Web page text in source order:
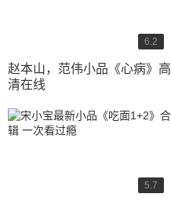
6.2
赵本山，范伟小品《心病》高
清在线
5.7